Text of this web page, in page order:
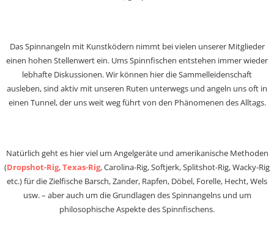
Das Spinnangeln mit Kunstködern nimmt bei vielen unserer Mitglieder
einen hohen Stellenwert ein. Ums Spinnfischen entstehen immer wieder
lebhafte Diskussionen. Wir können hier die Sammelleidenschaft
ausleben, sind aktiv mit unseren Ruten unterwegs und angeln uns oft in
einen Tunnel, der uns weit weg führt von den Phänomenen des Alltags.
Natürlich geht es hier viel um Angelgeräte und amerikanische Methoden
(Dropshot-Rig,Texas-Rig, Carolina-Rig, Softjerk, Splitshot-Rig, Wacky-Rig
etc.) für die Zielfische Barsch, Zander, Rapfen, Döbel, Forelle, Hecht, Wels
usw. – aber auch um die Grundlagen des Spinnangelns und um
philosophische Aspekte des Spinnfischens.